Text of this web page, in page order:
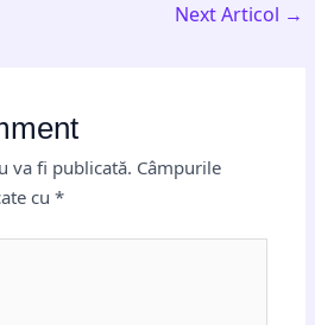
Next Articol →
va fi publicată. Câmpurile
cu*